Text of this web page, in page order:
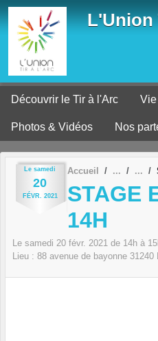
L'Union
Découvrir le Tir à l'Arc
Photos & Vidéos Nos
Le samedi
20
FÉVR. 2021
Accueil
STAGE
14H
Le samedi 20 févr. 2021 de 14h à
Lieu : 88 avenue de bayonne 31240
Panneau de gestion des cookies